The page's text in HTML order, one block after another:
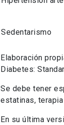
Sedentarismo
Elaboración
Diabetes:
Se debe tener
estatinas,
En su última